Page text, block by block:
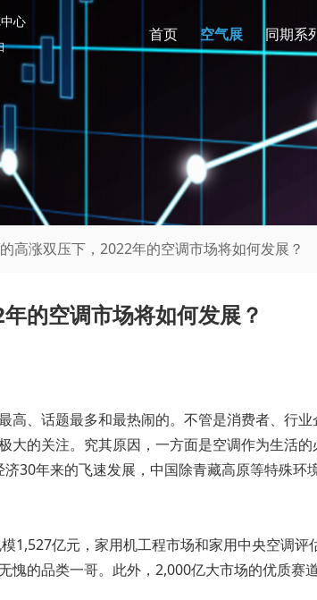
心
首页 空气展 同期系
高涨双压下，2022年的空调市场将如何发展？
的空调市场将如何发展？
高、话题最多和最热闹的。不管是消费者、行
大的关注。究其原因，一方面是空调作为生活
30年来的飞速发展，中国除青藏高原等特殊
1,527亿元，家用机工程市场和家用中央空调
愧的品类一哥。此外，2,000亿大市场的优质